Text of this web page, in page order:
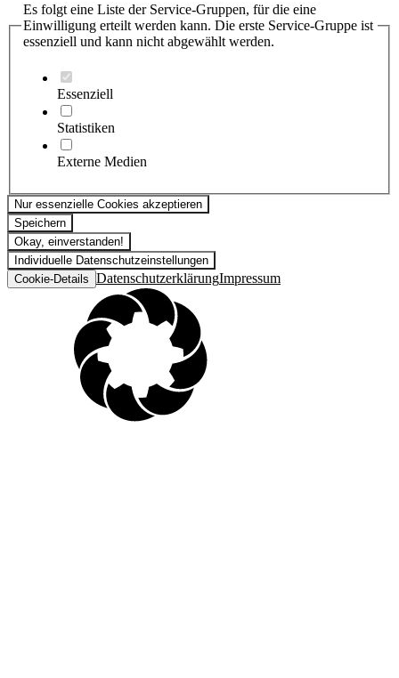
Es folgt eine Liste der Service-Gruppen, für die eine
Einwilligung erteilt werden kann. Die erste Service-Gruppe ist
essenziell und kann nicht abgewählt werden.
Essenziell
Statistiken
Externe Medien
Nur essenzielle Cookies akzeptieren
Speichern
Okay, einverstanden!
Individuelle Datenschutzeinstellungen
Cookie-Details DatenschutzerklärungImpressum